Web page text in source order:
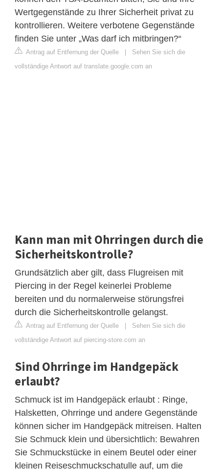
Wertgegenstände zu Ihrer Sicherheit privat zu
kontrollieren. Weitere verbotene Gegenstände
finden Sie unter „Was darf ich mitbringen?“
Antrag auf Entfernung der Quelle | Sehen Sie sich die
vollständige Antwort auf translate.google.com an
Kann man mit Ohrringen durch die
Sicherheitskontrolle?
Grundsätzlich aber gilt, dass Flugreisen mit
Piercing in der Regel keinerlei Probleme
bereiten und du normalerweise störungsfrei
durch die Sicherheitskontrolle gelangst.
Antrag auf Entfernung der Quelle | Sehen Sie sich die
vollständige Antwort auf piercing-store.com an
Sind Ohrringe im Handgepäck
erlaubt?
Schmuck ist im Handgepäck erlaubt : Ringe,
Halsketten, Ohrringe und andere Gegenstände
können sicher im Handgepäck mitreisen. Halten
Sie Schmuck klein und übersichtlich: Bewahren
Sie Schmuckstücke in einem Beutel oder einer
kleinen Reiseschmuckschatulle auf, um die